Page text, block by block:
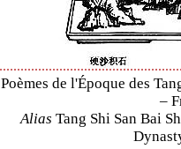
Poèmes de l'Époque des
–
Alias Tang Shi San Bai